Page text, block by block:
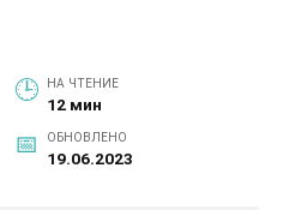
НА ЧТЕНИЕ
12 мин
ОБНОВЛЕНО
19.06.2023